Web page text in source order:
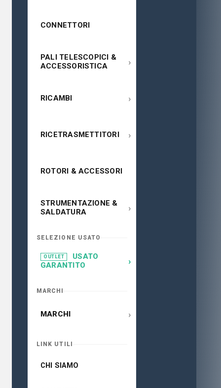
CONNETTORI
PALI TELESCOPICI &
ACCESSORISTICA
›
RICAMBI ›
RICETRASMETTITORI ›
ROTORI & ACCESSORI
STRUMENTAZIONE &
SALDATURA
›
SELEZIONE USATO
OUTLET
USATO
GARANTITO
›
MARCHI
MARCHI ›
LINK UTILI
CHI SIAMO